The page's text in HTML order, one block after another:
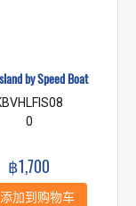
by Speed Boat
0
฿1,700
添加到购物车